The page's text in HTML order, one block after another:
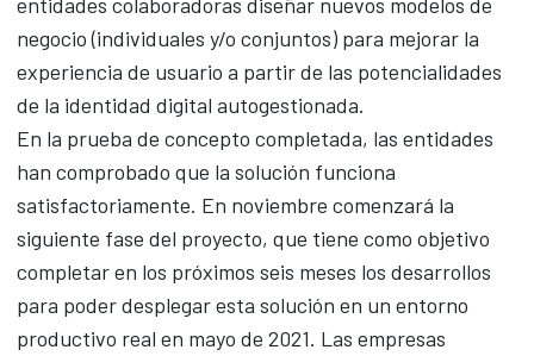
negocio (individuales y/o conjuntos) para mejorar la
experiencia de usuario a partir de las potencialidades
de la identidad digital autogestionada.
En la prueba de concepto completada, las entidades
han comprobado que la solución funciona
satisfactoriamente. En noviembre comenzará la
siguiente fase del proyecto, que tiene como objetivo
completar en los próximos seis meses los desarrollos
para poder desplegar esta solución en un entorno
productivo real en mayo de 2021. Las empresas